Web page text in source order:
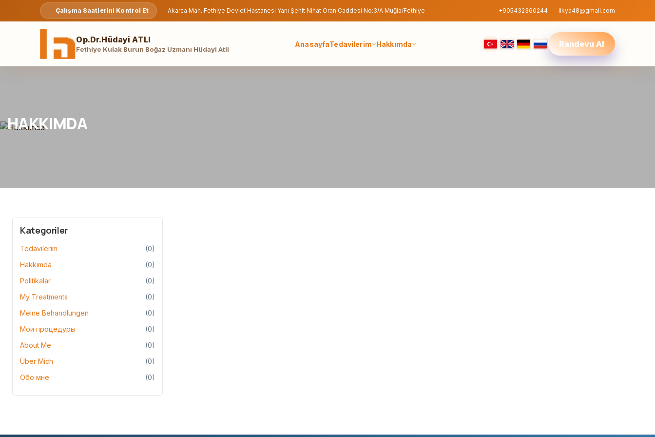
Çalışma Saatlerini Kontrol Et Akarca Mah. Fethiye Devlet Hastanesi Yanı Şehit Nihat Oran Caddesi No:3/A Muğla/Fethiye +905432360244 likya48@gmail.com
Op.Dr.Hüdayi ATLI
Fethiye Kulak Burun Boğaz Uzmanı Hüdayi Atli
AnasayfaTedavilerim Hakkımda Randevu Al
HAKKIMDA
Kategoriler
Tedavilerim
(0)
Hakkımda
(0)
Politikalar
(0)
My Treatments
(0)
Meine Behandlungen
(0)
Мои процедуры
(0)
About Me
(0)
Über Mich
(0)
Обо мне
(0)